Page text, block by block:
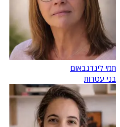
תמי לינדנבאום
בני עטרות